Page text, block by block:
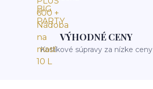
VÝHODNÉ CENY
Kotlíkové súpravy za nízke ceny